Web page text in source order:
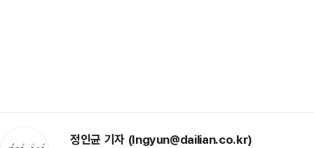
정인균 기자 (Ingyun@dailian.co.kr)